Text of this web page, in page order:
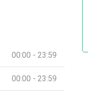
00:00 - 23:59
00:00 - 23:59